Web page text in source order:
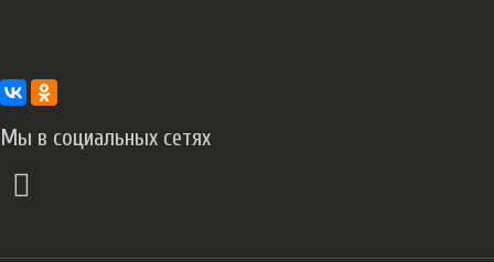
Мы в социальных сетях